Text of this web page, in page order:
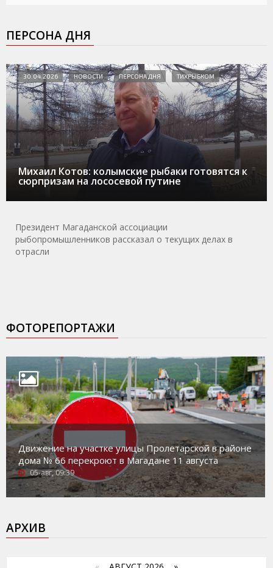
ПЕРСОНА ДНЯ
Михаил Котов: колымские рыбаки готовятся к
сюрпризам на лососевой путине
30.04.2026 НОВОСТИ ПЕРСОНА ДНЯ ТИХРЫБКОМ
Президент Магаданской ассоциации
рыбопромышленников рассказал о текущих делах в
отрасли
ФОТОРЕПОРТАЖИ
Движение на участке улицы Пролетарской в районе
дома № 66 перекроют в Магадане 11 августа
05-авг, 09:39
АРХИВ